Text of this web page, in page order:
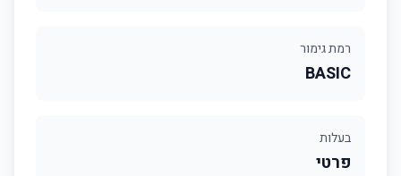
רמת גימור
BASIC
בעלות
פרטי